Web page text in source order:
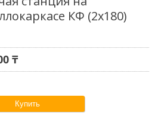
КФ (2х180)
₸
Купить